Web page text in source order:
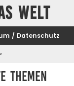
Welt
/ Datenschutz
Themen